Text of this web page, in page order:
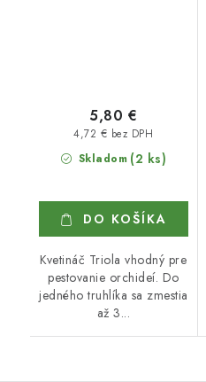
Skladom (2 ks)
4,72 € bez DPH
5,80 €
DO KOŠÍKA
Kvetináč Triola vhodný pre
pestovanie orchideí. Do
jedného truhlíka sa zmestia
až 3...